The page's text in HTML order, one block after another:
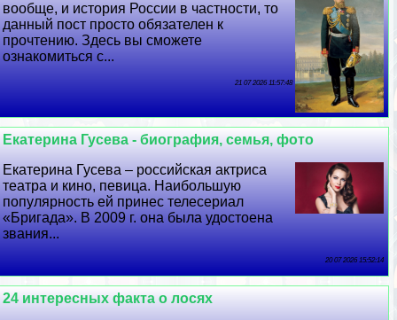
вообще, и история России в частности, то
данный пост просто обязателен к
прочтению. Здесь вы сможете
ознакомиться с...
21 07 2026 11:57:48
Екатерина Гусева - биография, семья, фото
Екатерина Гусева – российская актриса
театра и кино, певица. Наибольшую
популярность ей принес телесериал
«Бригада». В 2009 г. она была удостоена
звания...
20 07 2026 15:52:14
24 интересных факта о лосях